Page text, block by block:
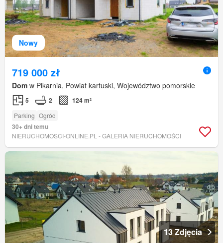
Nowy
719 000 zł
Dom w Pikarnia, Powiat kartuski, Województwo pomorskie
5 2 124 m²
Parking Ogród
30+ dni temu
NIERUCHOMOSCI-ONLINE.PL - GALERIA NIERUCHOMOŚCI
13 Zdjęcia